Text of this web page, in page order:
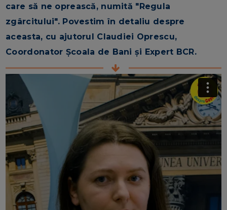
care să ne oprească, numită "Regula
zgârcitului". Povestim în detaliu despre
aceasta, cu ajutorul Claudiei Oprescu,
Coordonator Școala de Bani și Expert BCR.